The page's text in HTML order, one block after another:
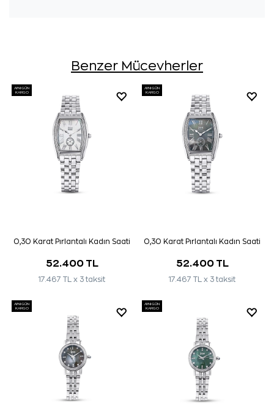
Benzer Mücevherler
AYNI GÜN
KARGO
0,30 Karat Pırlantalı Kadın Saati
52.400 TL
17.467 TL x 3 taksit
AYNI GÜN
KARGO
0,30 Karat Pırlantalı Kadın Saati
52.400 TL
17.467 TL x 3 taksit
AYNI GÜN
KARGO
AYNI GÜN
KARGO